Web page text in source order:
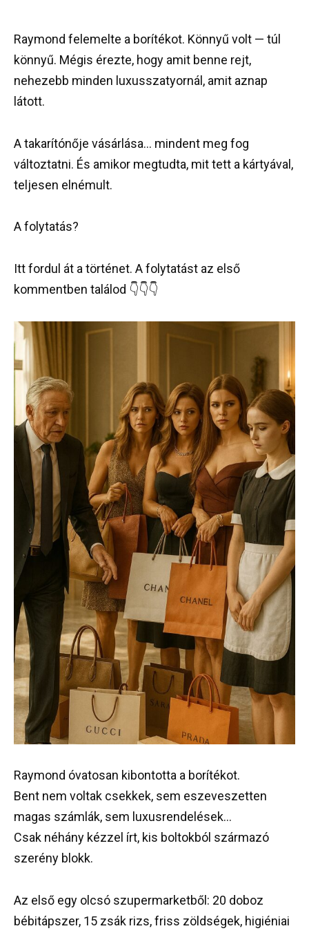
Raymond felemelte a borítékot. Könnyű volt — túl
könnyű. Mégis érezte, hogy amit benne rejt,
nehezebb minden luxusszatyornál, amit aznap
látott.
A takarítónője vásárlása… mindent meg fog
változtatni. És amikor megtudta, mit tett a kártyával,
teljesen elnémult.
A folytatás?
Itt fordul át a történet. A folytatást az első
kommentben találod 👇👇👇
Raymond óvatosan kibontotta a borítékot.
Bent nem voltak csekkek, sem eszeveszetten
magas számlák, sem luxusrendelések…
Csak néhány kézzel írt, kis boltokból származó
szerény blokk.
Az első egy olcsó szupermarketből: 20 doboz
bébitápszer, 15 zsák rizs, friss zöldségek, higiéniai